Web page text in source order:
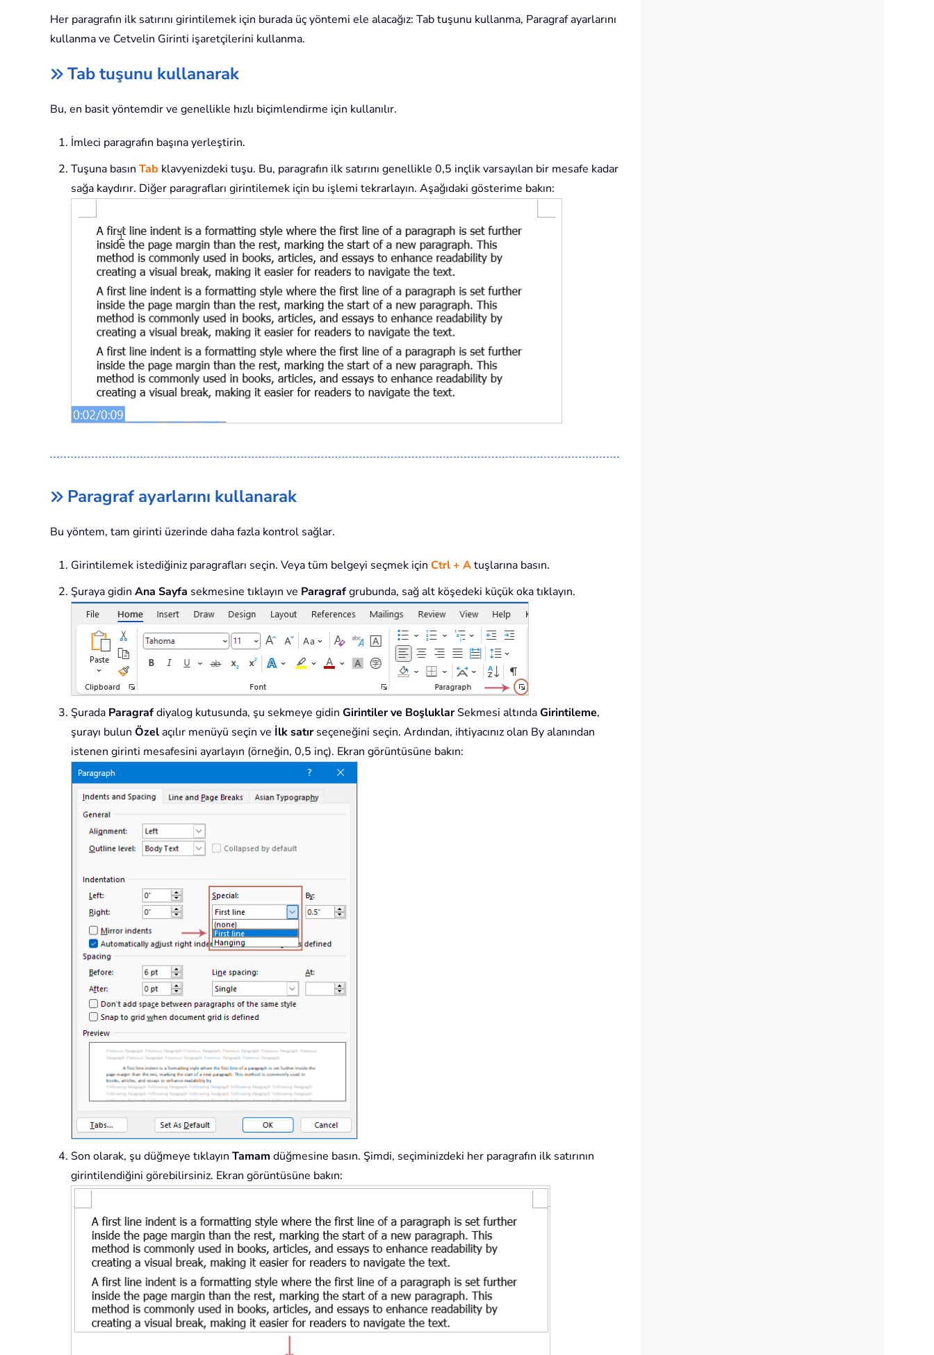
Her paragrafın ilk satırını girintilemek için burada üç yöntemi ele alacağız: Tab tuşunu kullanma, Paragraf ayarlarını
kullanma ve Cetvelin Girinti işaretçilerini kullanma.
Tab tuşunu kullanarak
Bu, en basit yöntemdir ve genellikle hızlı biçimlendirme için kullanılır.
İmleci paragrafın başına yerleştirin.
Tuşuna basın Tab klavyenizdeki tuşu. Bu, paragrafın ilk satırını genellikle 0,5 inçlik varsayılan bir mesafe kadar
sağa kaydırır. Diğer paragrafları girintilemek için bu işlemi tekrarlayın. Aşağıdaki gösterime bakın:
Paragraf ayarlarını kullanarak
Bu yöntem, tam girinti üzerinde daha fazla kontrol sağlar.
Girintilemek istediğiniz paragrafları seçin. Veya tüm belgeyi seçmek için Ctrl + Atuşlarına basın.
Şuraya gidin Ana Sayfa sekmesine tıklayın ve Paragrafgrubunda, sağ alt köşedeki küçük oka tıklayın.
Şurada Paragrafdiyalog kutusunda, şu sekmeye gidin Girintiler ve BoşluklarSekmesi altındaGirintileme,
şurayı bulun Özelaçılır menüyü seçin ve İlk satırseçeneğini seçin. Ardından, ihtiyacınız olan By alanından
istenen girinti mesafesini ayarlayın (örneğin, 0,5 inç). Ekran görüntüsüne bakın:
Son olarak, şu düğmeye tıklayın Tamam düğmesine basın. Şimdi, seçiminizdeki her paragrafın ilk satırının
girintilendiğini görebilirsiniz. Ekran görüntüsüne bakın: